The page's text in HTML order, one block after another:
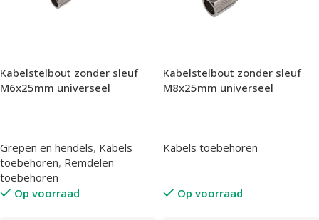
Kabelstelbout zonder sleuf
M6x25mm universeel
Grepen en hendels, Kabels
toebehoren, Remdelen
toebehoren
Op voorraad
Kabelstelbout zonder sleuf
M8x25mm universeel
Kabels toebehoren
Op voorraad